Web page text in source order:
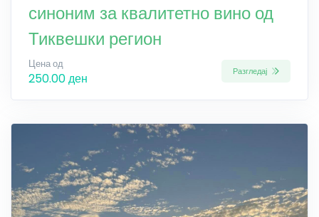
синоним за квалитетно вино од
Тиквешки регион
Цена од
250.00 ден Разгледај